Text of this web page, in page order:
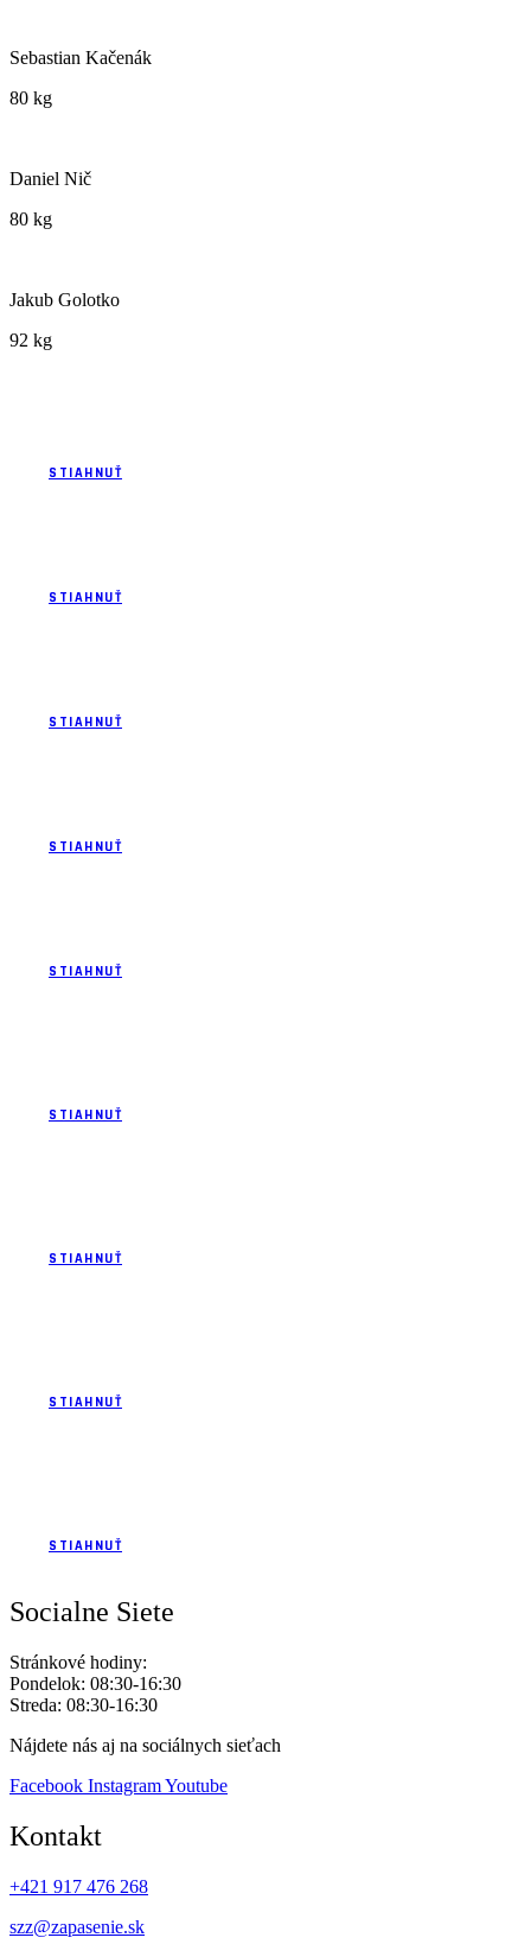
Sebastian Kačenák
80 kg
Daniel Nič
80 kg
Jakub Golotko
92 kg
STIAHNUŤ
STIAHNUŤ
STIAHNUŤ
STIAHNUŤ
STIAHNUŤ
STIAHNUŤ
STIAHNUŤ
STIAHNUŤ
STIAHNUŤ
Socialne Siete
Stránkové hodiny:
Pondelok: 08:30-16:30
Streda: 08:30-16:30
Nájdete nás aj na sociálnych sieťach
Facebook InstagramYoutube
Kontakt
+421 917 476 268
szz@zapasenie.sk